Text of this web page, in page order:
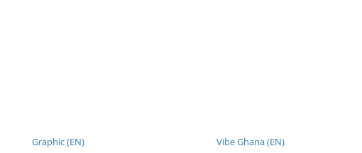
Graphic (EN)
Vibe Ghana (EN)